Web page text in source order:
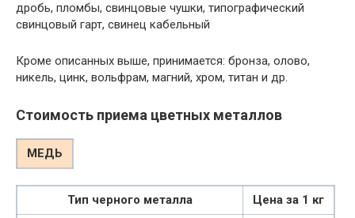
дробь, пломбы, свинцовые чушки, типографический
свинцовый гарт, свинец кабельный
Кроме описанных выше, принимается: бронза, олово,
никель, цинк, вольфрам, магний, хром, титан и др.
Стоимость приема цветных металлов
МЕДЬ
Тип черного металла
Цена за 1 кг